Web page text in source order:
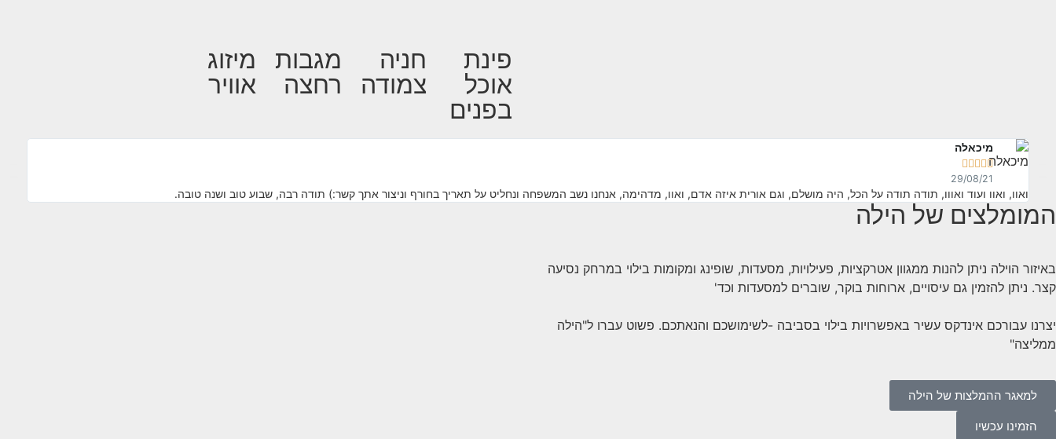
פינת
אוכל
בפנים
חניה
צמודה
מגבות
רחצה
מיזוג
אוויר
מיכאלה





29/08/21
ואוו, ואוו ועוד ואווו, תודה תודה על הכל, היה מושלם, וגם אורית איזה אדם, ואוו, מדהימה, אנחנו נשב המשפחה ונחליט על תאריך בחורף וניצור אתך קשר:) תודה רבה, שבוע טוב ושנה טובה.
המומלצים של הילה
באיזור הוילה ניתן להנות ממגוון אטרקציות, פעילויות, מסעדות, שופינג ומקומות בילוי במרחק נסיעה
קצר. ניתן להזמין גם עיסויים, ארוחות בוקר, שוברים למסעדות וכד'
יצרנו עבורכם אינדקס עשיר באפשרויות בילוי בסביבה -לשימושכם והנאתכם. פשוט עברו ל"הילה
ממליצה"
למאגר ההמלצות של הילה
הזמינו עכשיו